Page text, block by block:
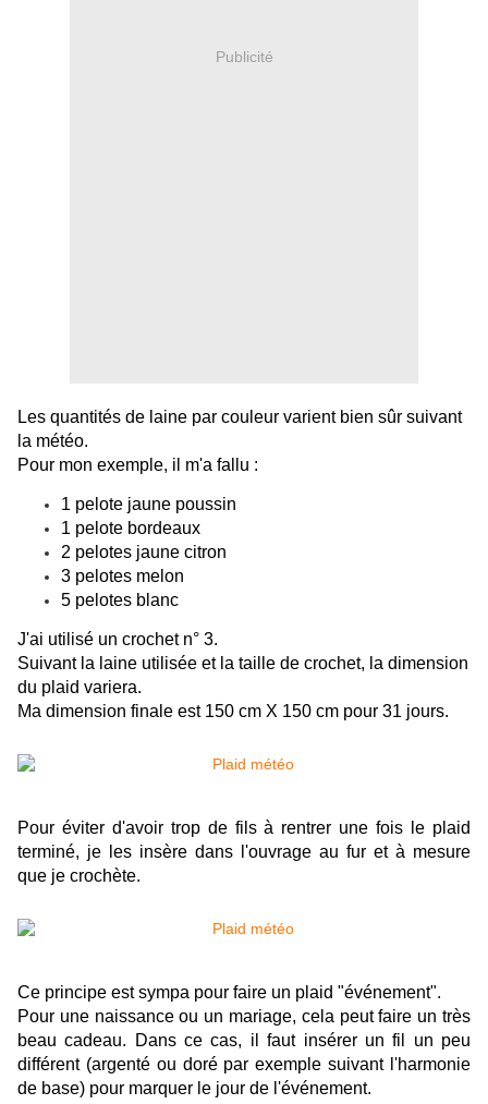
Publicité
Les quantités de laine par couleur varient bien sûr suivant
la météo.
Pour mon exemple, il m'a fallu :
1 pelote jaune poussin
1 pelote bordeaux
2 pelotes jaune citron
3 pelotes melon
5 pelotes blanc
J'ai utilisé un crochet n° 3.
Suivant la laine utilisée et la taille de crochet, la dimension
du plaid variera.
Ma dimension finale est 150 cm X 150 cm pour 31 jours.
Pour éviter d'avoir trop de fils à rentrer une fois le plaid
terminé, je les insère dans l'ouvrage au fur et à mesure
que je crochète.
Ce principe est sympa pour faire un plaid "événement".
Pour une naissance ou un mariage, cela peut faire un très
beau cadeau. Dans ce cas, il faut insérer un fil un peu
différent (argenté ou doré par exemple suivant l'harmonie
de base) pour marquer le jour de l'événement.